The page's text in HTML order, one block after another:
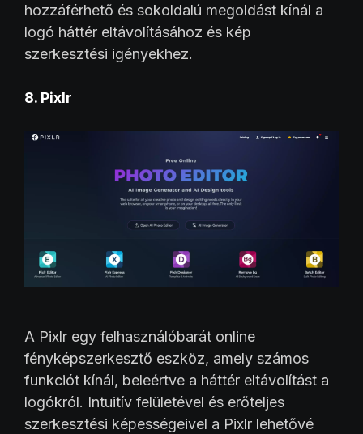
hozzáférhető és sokoldalú megoldást kínál a
logó háttér eltávolításához és kép
szerkesztési igényekhez.
8. Pixlr
A Pixlr egy felhasználóbarát online
fényképszerkesztő eszköz, amely számos
funkciót kínál, beleértve a háttér eltávolítást a
logókról. Intuitív felületével és erőteljes
szerkesztési képességeivel a Pixlr lehetővé